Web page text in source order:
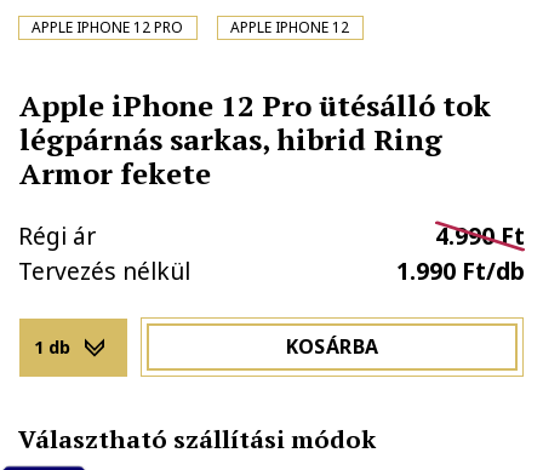
APPLE IPHONE 12 PRO APPLE IPHONE 12
Apple iPhone 12 Pro ütésálló tok
légpárnás sarkas, hibrid Ring
Armor fekete
Régi ár
4.990 Ft
Tervezés nélkül
1.990 Ft/db
1 db KOSÁRBA
Választható szállítási módok